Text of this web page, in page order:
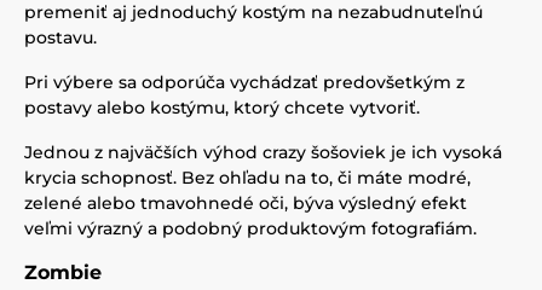
premeniť aj jednoduchý kostým na nezabudnuteľnú
postavu.
Pri výbere sa odporúča vychádzať predovšetkým z
postavy alebo kostýmu, ktorý chcete vytvoriť.
Jednou z najväčších výhod crazy šošoviek je ich vysoká
krycia schopnosť. Bez ohľadu na to, či máte modré,
zelené alebo tmavohnedé oči, býva výsledný efekt
veľmi výrazný a podobný produktovým fotografiám.
Zombie